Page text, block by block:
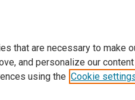
Tout le contenu de ce site: Copyright ©
de données, a la formation en IA et aux
that are necessary to make
and personalize our
using the Cookie